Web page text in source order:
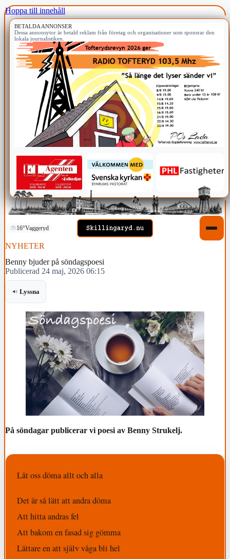
Hoppa till innehåll
BETALDA ANNONSER
Dessa annonsytor är betald reklam från företag och organisationer som sponsrar den
lokala journalistiken.
16°Vaggeryd
NYHETER
Benny bjuder på söndagspoesi
Publicerad 24 maj, 2026 06:15
Lyssna
På söndagar publicerar vi poesi av Benny Strukelj.
Låt oss döma allt och alla
Det är så lätt att andra döma
Att hitta andras fel
Att bakom en fasad sig gömma
Lättare en att själv våga bli hel